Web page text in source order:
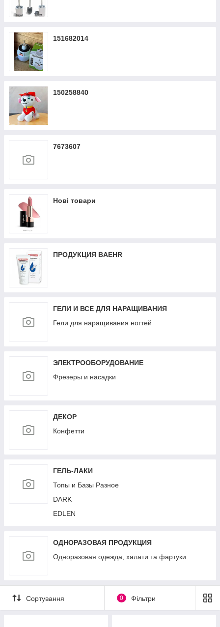
151682014
150258840
7673607
Нові товари
ПРОДУКЦИЯ BAEHR
ГЕЛИ И ВСЕ ДЛЯ НАРАЩИВАНИЯ
Гели для наращивания ногтей
ЭЛЕКТРООБОРУДОВАНИЕ
Фрезеры и насадки
ДЕКОР
Конфетти
ГЕЛЬ-ЛАКИ
Топы и Базы Разное
DARK
EDLEN
ОДНОРАЗОВАЯ ПРОДУКЦИЯ
Одноразовая одежда, халати та фартуки
Сортування 0 Фільтри